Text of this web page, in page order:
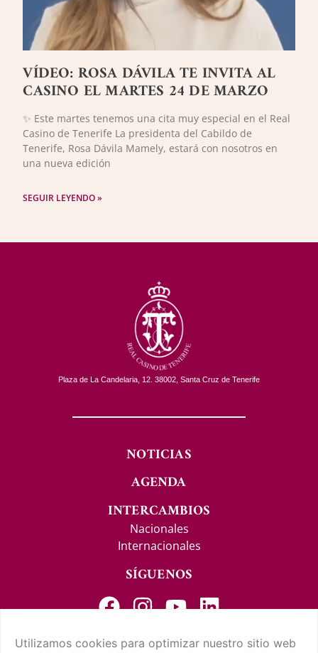
Utilizamos cookies para optimizar nuestro sitio web
VÍDEO: ROSA DÁVILA TE INVITA AL
CASINO EL MARTES 24 DE MARZO
✨ Este martes tenemos una cita muy especial en el Real
Casino de Tenerife La presidenta del Cabildo de
Tenerife, Rosa Dávila Mamely, estará con nosotros en
una nueva edición
SEGUIR LEYENDO »
Plaza de La Candelaria, 12. 38002, Santa Cruz de Tenerife
NOTICIAS
AGENDA
INTERCAMBIOS
Nacionales
Internacionales
SÍGUENOS